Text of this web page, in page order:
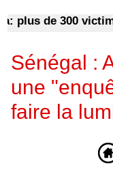
de 300 victimes
Sénégal :
une
faire la